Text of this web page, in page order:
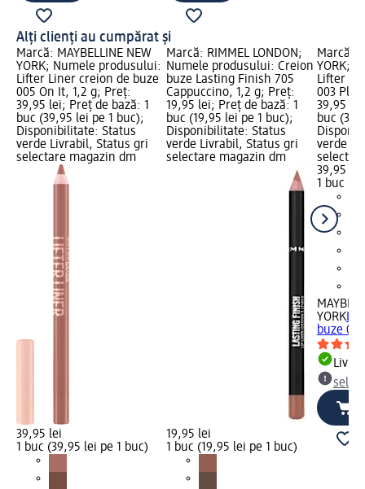
Alți clienți au cumpărat și
Marcă: MAYBELLINE NEW
YORK; Numele produsului:
Lifter Liner creion de buze
005 On It, 1,2 g; Preț:
39,95 lei; Preț de bază: 1
buc (39,95 lei pe 1 buc);
Disponibilitate: Status
verde Livrabil, Status gri
selectare magazin dm
39,95 lei
1 buc (39,95 lei pe 1 buc)
Marcă: RIMMEL LONDON;
Numele produsului: Creion
buze Lasting Finish 705
Cappuccino, 1,2 g; Preț:
19,95 lei; Preț de bază: 1
buc (19,95 lei pe 1 buc);
Disponibilitate: Status
verde Livrabil, Status gri
selectare magazin dm
19,95 lei
1 buc (19,95 lei pe 1 buc)
Marcă:
YORK;
Lifter
003
39,95
buc
verde
39,95 lei
1 buc
YORK
buze